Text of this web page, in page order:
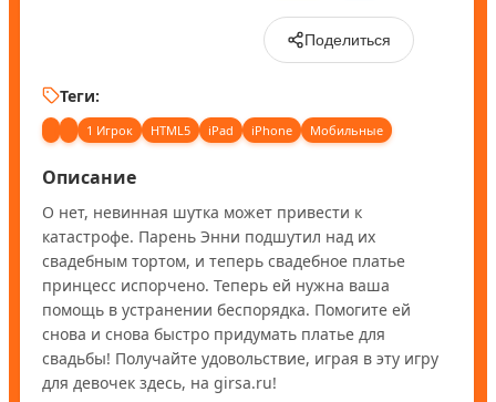
Поделиться
Теги:
1 Игрок HTML5 iPad iPhone Мобильные
Описание
О нет, невинная шутка может привести к
катастрофе. Парень Энни подшутил над их
свадебным тортом, и теперь свадебное платье
принцесс испорчено. Теперь ей нужна ваша
помощь в устранении беспорядка. Помогите ей
снова и снова быстро придумать платье для
свадьбы! Получайте удовольствие, играя в эту игру
для девочек здесь, на girsa.ru!